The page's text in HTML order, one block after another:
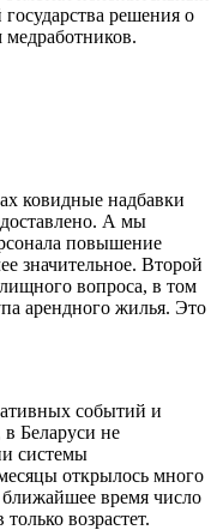
решения о
ковидные надбавки
А мы
повышение
значительное. Второй
вопроса, в том
арендного жилья. Это
событий и
Беларуси не
системы
открылось много
время число
возрастет.